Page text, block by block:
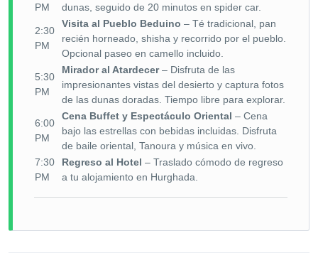
PM
dunas, seguido de 20 minutos en spider car.
2:30
PM
Visita al Pueblo Beduino – Té tradicional, pan
recién horneado, shisha y recorrido por el pueblo.
Opcional paseo en camello incluido.
5:30
PM
Mirador al Atardecer– Disfruta de las
impresionantes vistas del desierto y captura fotos
de las dunas doradas. Tiempo libre para explorar.
6:00
PM
Cena Buffet y Espectáculo Oriental – Cena
bajo las estrellas con bebidas incluidas. Disfruta
de baile oriental, Tanoura y música en vivo.
7:30
PM
Regreso al Hotel – Traslado cómodo de regreso
a tu alojamiento en Hurghada.